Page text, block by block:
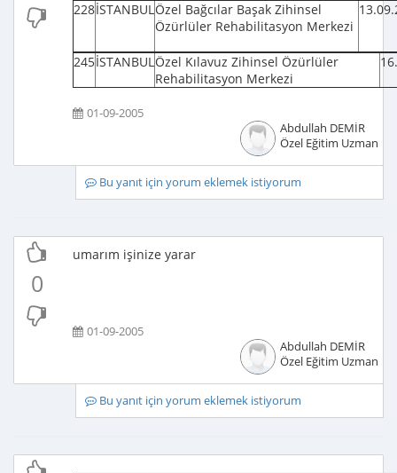
228İSTANBULÖzel Bağcılar Başak Zihinsel
Özürlüler Rehabilitasyon Merkezi
245İSTANBULÖzel Kılavuz Zihinsel Özürlüler
Rehabilitasyon Merkezi
01-09-2005
Abdullah DEMİR
Özel Eğitim Uzmanı
Bu yanıt için yorum eklemek istiyorum
0
umarım işinize yarar
01-09-2005
Abdullah DEMİR
Özel Eğitim Uzmanı
Bu yanıt için yorum eklemek istiyorum